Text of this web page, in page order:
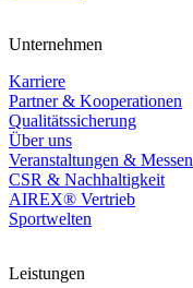
Unternehmen
Karriere
Partner & Kooperationen
Qualitätssicherung
Über uns
Veranstaltungen & Messen
CSR & Nachhaltigkeit
AIREX® Vertrieb
Sportwelten
Leistungen